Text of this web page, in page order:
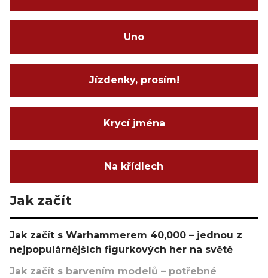
Uno
Jízdenky, prosím!
Krycí jména
Na křídlech
Jak začít
Jak začít s Warhammerem 40,000 – jednou z
nejpopulárnějších figurkových her na světě
Jak začít s barvením modelů – potřebné